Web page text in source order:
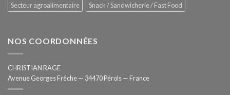
Secteur agroalimentaire
Snack / Sandwicherie / Fast Food
NOS COORDONNÉES
CHRISTIAN RAGE
Avenue Georges Frêche — 34470 Pérols — France